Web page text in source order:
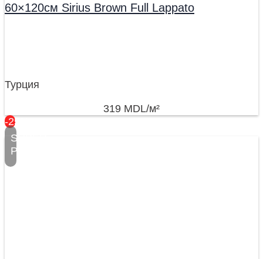
60×120см Sirius Brown Full Lappato
Турция
319 MDL/м²
-25%
SUPER
PREȚ